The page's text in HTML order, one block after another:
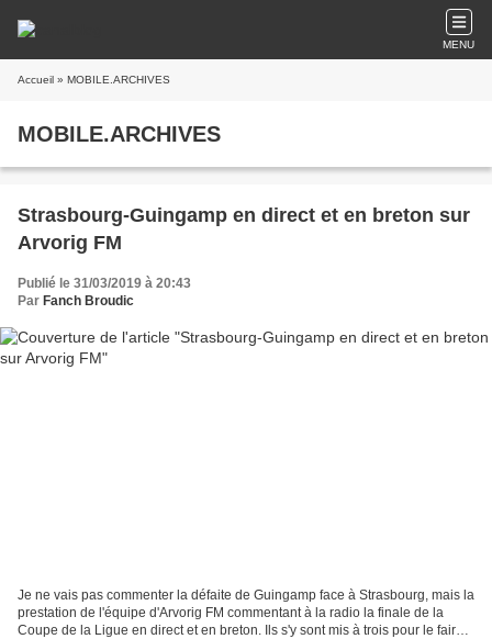
MENU
Accueil » MOBILE.ARCHIVES
MOBILE.ARCHIVES
Strasbourg-Guingamp en direct et en breton sur
Arvorig FM
Publié le 31/03/2019 à 20:43
Par Fanch Broudic
Je ne vais pas commenter la défaite de Guingamp face à Strasbourg, mais la
prestation de l'équipe d'Arvorig FM commentant à la radio la finale de la
Coupe de la Ligue en direct et en breton. Ils s'y sont mis à trois pour le faire